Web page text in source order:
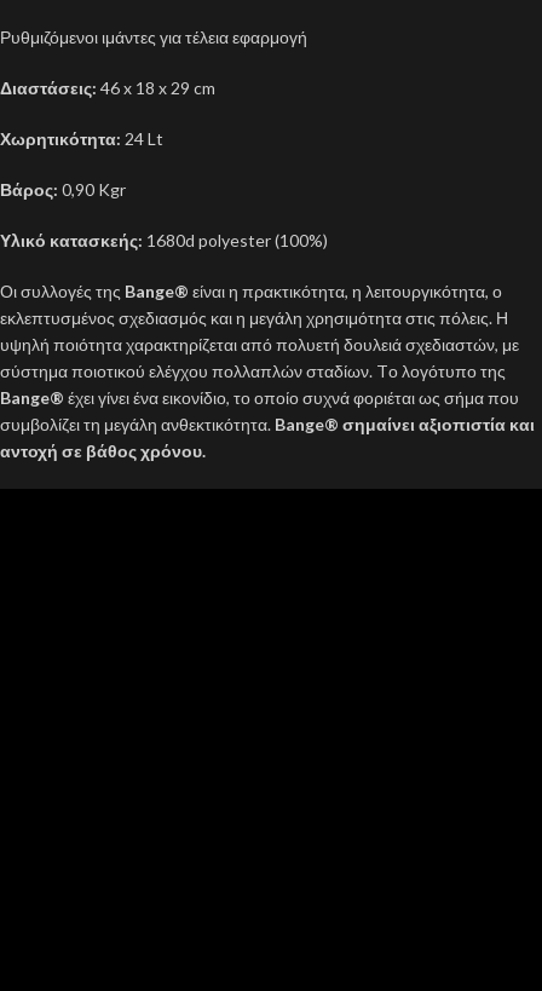
Ρυθμιζόμενοι ιμάντες για τέλεια εφαρμογή
Διαστάσεις: 46 x 18 x 29 cm
Χωρητικότητα: 24 Lt
Βάρος: 0,90 Kgr
Υλικό κατασκεής: 1680d polyester (100%)
Οι συλλογές της Bange® είναι η πρακτικότητα, η λειτουργικότητα, ο
εκλεπτυσμένος σχεδιασμός και η μεγάλη χρησιμότητα στις πόλεις. Η
υψηλή ποιότητα χαρακτηρίζεται από πολυετή δουλειά σχεδιαστών, με
σύστημα ποιοτικού ελέγχου πολλαπλών σταδίων. Tο λογότυπο της
Bange® έχει γίνει ένα εικονίδιο, το οποίο συχνά φοριέται ως σήμα που
συμβολίζει τη μεγάλη ανθεκτικότητα. Bange® σημαίνει αξιοπιστία και
αντοχή σε βάθος χρόνου.